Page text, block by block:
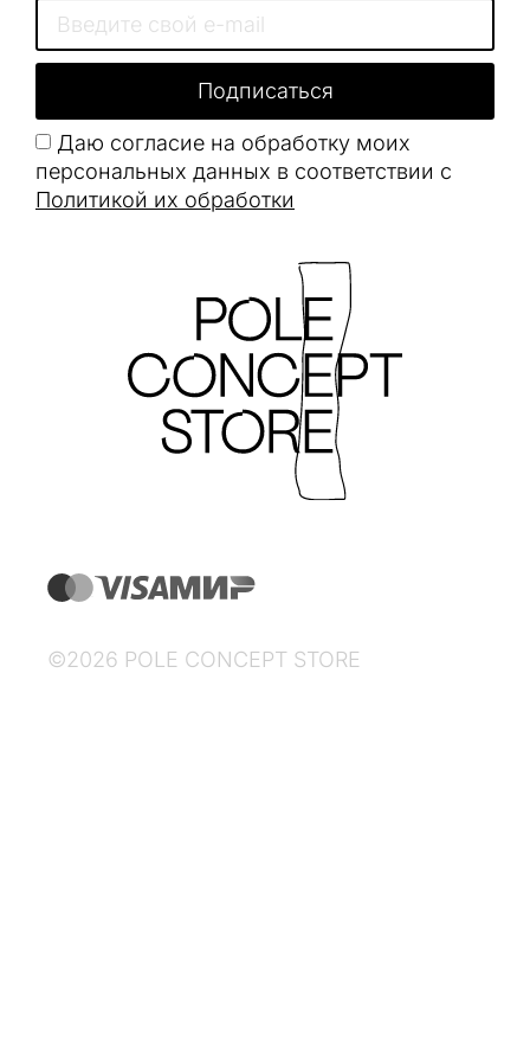
Даю согласие на обработку моих
персональных данных в соответствии с
Политикой их обработки
Подписаться
©2026 POLE CONCEPT STORE